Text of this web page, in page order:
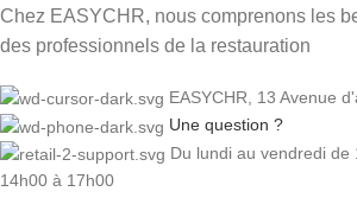
Chez EASYCHR, nous comprenons les
des professionnels de la restauration
EASYCHR, 13 Avenue
Une question ?
Du lundi au vendredi de
14h00 à 17h00